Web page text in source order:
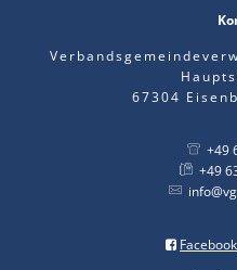
67304
+49
+49
Facebook